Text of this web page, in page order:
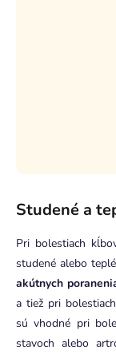
Studené a
Pri bolestiach
studené alebo
akútnych
a tiež pri
sú vhodné pri
stavoch alebo